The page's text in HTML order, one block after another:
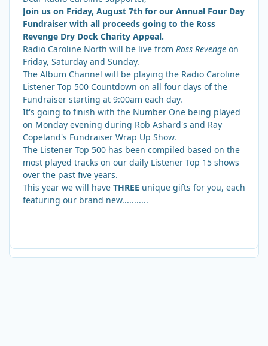
Join us on Friday, August 7th for our Annual Four Day
Fundraiser with all proceeds going to the Ross
Revenge Dry Dock Charity Appeal.
Radio Caroline North will be live from Ross Revenge on
Friday, Saturday and Sunday.
The Album Channel will be playing the Radio Caroline
Listener Top 500 Countdown on all four days of the
Fundraiser starting at 9:00am each day.
It's going to finish with the Number One being played
on Monday evening during Rob Ashard's and Ray
Copeland's Fundraiser Wrap Up Show.
The Listener Top 500 has been compiled based on the
most played tracks on our daily Listener Top 15 shows
over the past five years.
This year we will have THREE unique gifts for you, each
featuring our brand new...........